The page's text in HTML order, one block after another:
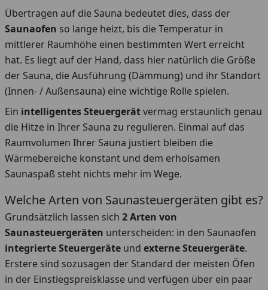
Übertragen auf die Sauna bedeutet dies, dass der
Saunaofen so lange heizt, bis die Temperatur in
mittlerer Raumhöhe einen bestimmten Wert erreicht
hat. Es liegt auf der Hand, dass hier natürlich die Größe
der Sauna, die Ausführung (Dämmung) und ihr Standort
(Innen- / Außensauna) eine wichtige Rolle spielen.
Ein intelligentes Steuergerätvermag erstaunlich genau
die Hitze in Ihrer Sauna zu regulieren. Einmal auf das
Raumvolumen Ihrer Sauna justiert bleiben die
Wärmebereiche konstant und dem erholsamen
Saunaspaß steht nichts mehr im Wege.
Welche Arten von Saunasteuergeräten gibt es?
Grundsätzlich lassen sich 2 Arten von
Saunasteuergeräten unterscheiden: in den Saunaofen
integrierte Steuergeräte und externe Steuergeräte.
Erstere sind sozusagen der Standard der meisten Öfen
in der Einstiegspreisklasse und verfügen über ein paar